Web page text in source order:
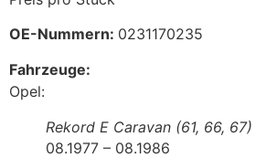
OE-Nummern: 0231170235
Fahrzeuge:
Opel:
Rekord E Caravan (61, 66, 67)
08.1977 – 08.1986